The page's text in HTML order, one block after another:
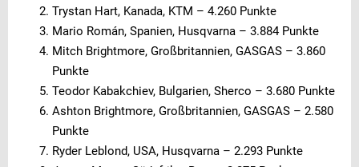
Trystan Hart, Kanada, KTM – 4.260 Punkte
Mario Román, Spanien, Husqvarna – 3.884 Punkte
Mitch Brightmore, Großbritannien, GASGAS – 3.860
Punkte
Teodor Kabakchiev, Bulgarien, Sherco – 3.680 Punkte
Ashton Brightmore, Großbritannien, GASGAS – 2.580
Punkte
Ryder Leblond, USA, Husqvarna – 2.293 Punkte